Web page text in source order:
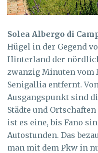
Solea Albergo di
Hügel in der Gegend
Hinterland der
zwanzig Minuten vom
Senigallia entfernt.
Ausgangspunkt sind
Städte und
ist es eine, bis Fano
Autostunden. Das
man mit dem Pkw in